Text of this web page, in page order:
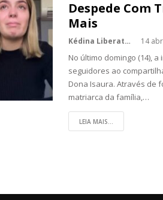
Despede Com
Mais
Kédina Liberato 14
No último domingo (14),
seguidores ao
Dona Isaura. Através de
matriarca da família,…
LEIA MAIS...